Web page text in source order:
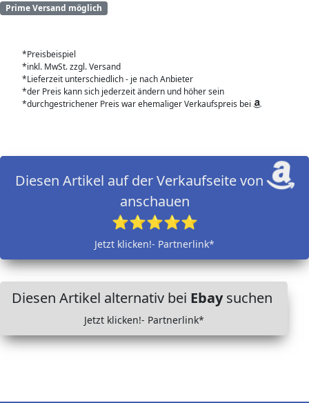
Prime Versand möglich
*Preisbeispiel
*inkl. MwSt. zzgl. Versand
*Lieferzeit unterschiedlich - je nach Anbieter
*der Preis kann sich jederzeit ändern und höher sein
*durchgestrichener Preis war ehemaliger Verkaufspreis bei
Diesen Artikel auf der Verkaufseite von
anschauen
⭐⭐⭐⭐⭐
Jetzt klicken!- Partnerlink*
Diesen Artikel alternativ bei Ebaysuchen
Jetzt klicken!- Partnerlink*